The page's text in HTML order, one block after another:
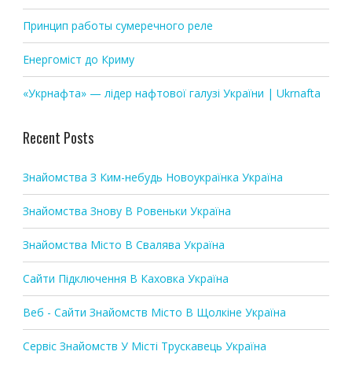
Принцип работы сумеречного реле
Енергоміст до Криму
«Укрнафта» — лідер нафтової галузі України | Ukrnafta
Recent Posts
Знайомства З Ким-небудь Новоукраїнка Україна
Знайомства Знову В Ровеньки Україна
Знайомства Місто В Свалява Україна
Сайти Підключення В Каховка Україна
Веб - Сайти Знайомств Місто В Щолкіне Україна
Сервіс Знайомств У Місті Трускавець Україна